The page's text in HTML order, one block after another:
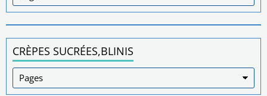
CRÈPES SUCRÉES,BLINIS